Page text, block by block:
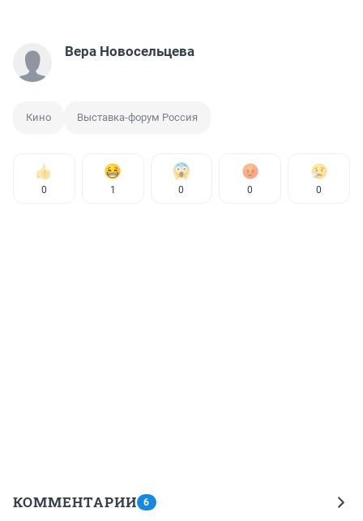
Вера Новосельцева
Кино Выставка-форум Россия
0 1 0 0 0
КОММЕНТАРИИ 6